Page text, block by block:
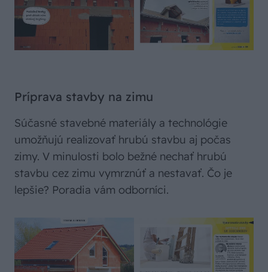
Príprava stavby na zimu
Súčasné stavebné materiály a technológie
umožňujú realizovať hrubú stavbu aj počas
zimy. V minulosti bolo bežné nechať hrubú
stavbu cez zimu vymrznúť a nestavať. Čo je
lepšie? Poradia vám odborníci.